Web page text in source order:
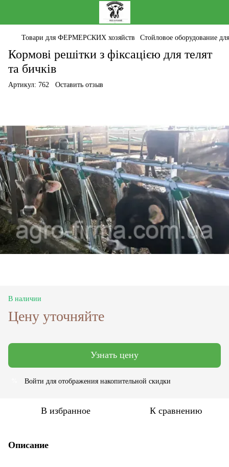
Товари для ФЕРМЕРСКИХ хозяйств Стойловое оборудование
Кормові решітки з фіксацією для телят
та бичків
Артикул: 762 Оставить отзыв
В наличии
Цену уточняйте
Узнать цену
Войти для отображения накопительной скидки
В избранное К сравнению
Описание